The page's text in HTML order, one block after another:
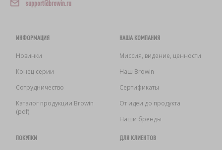
support@browin.ru
ИНФОРМАЦИЯ
Новинки
Конец серии
Сотрудничество
Каталог продукции Browin
(pdf)
НАША КОМПАНИЯ
Миссия, видение, ценности
Наш Browin
Сертификаты
От идеи до продукта
Наши бренды
ПОКУПКИ ДЛЯ КЛИЕНТОВ